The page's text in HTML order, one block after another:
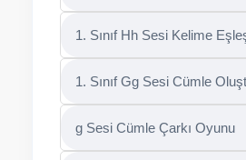
1. Sınıf Hh Sesi Kelime
1. Sınıf Gg Sesi Cümle
g Sesi Cümle Çarkı Oyunu